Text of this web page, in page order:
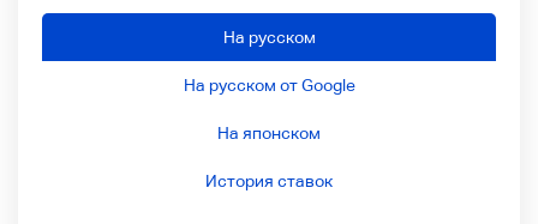
На русском
На русском от Google
На японском
История ставок